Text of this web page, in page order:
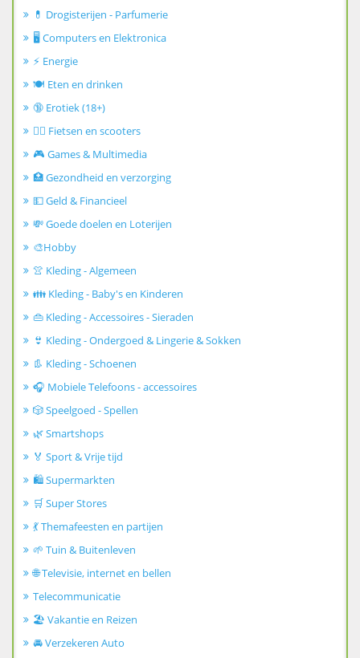
💊 Drogisterijen - Parfumerie
🖥️ Computers en Elektronica
⚡ Energie
🍽️ Eten en drinken
🔞 Erotiek (18+)
🚴‍♂️ Fietsen en scooters
🎮 Games & Multimedia
🏥 Gezondheid en verzorging
💵 Geld & Financieel
💸 Goede doelen en Loterijen
🎨Hobby
👚 Kleding - Algemeen
👪 Kleding - Baby's en Kinderen
👜 Kleding - Accessoires - Sieraden
👙 Kleding - Ondergoed & Lingerie & Sokken
👢 Kleding - Schoenen
🎧 Mobiele Telefoons - accessoires
🎲 Speelgoed - Spellen
🌿 Smartshops
🏅 Sport & Vrije tijd
🛍️ Supermarkten
🛒 Super Stores
💃 Themafeesten en partijen
🌱 Tuin & Buitenleven
🌐 Televisie, internet en bellen
Telecommunicatie
🏖️ Vakantie en Reizen
🚘 Verzekeren Auto